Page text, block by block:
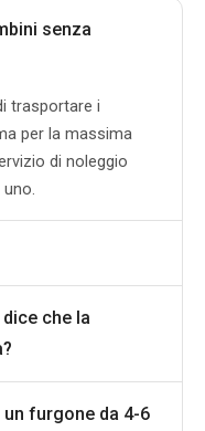
senza
trasportare i
per la massima
di noleggio
che la
furgone da 4-6